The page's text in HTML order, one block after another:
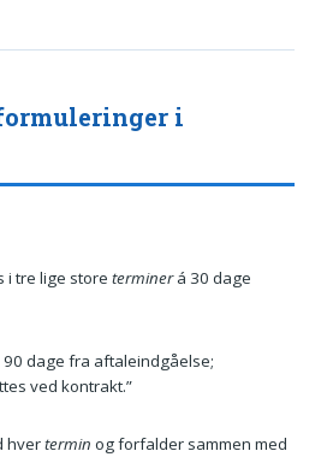
i
i tre lige store terminerá 30 dage
dage fra aftaleindgåelse;
ved kontrakt.”
hvertermin og forfalder sammen med